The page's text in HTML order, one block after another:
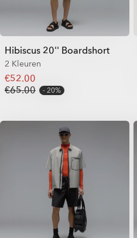
Hibiscus 20'' Boardshort
2 Kleuren
€52.00
€65.00
20%